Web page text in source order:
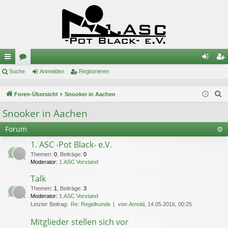
ch
llz
ug
riff
or
el rie
n
Suche Anmelden Registrieren
Foren-Übersicht Snooker in Aachen
e
Snooker in Aachen
Forum
1. ASC -Pot Black- e.V.
Themen: 0 Beiträge: 0
Moderator: 1.ASC Vorstand
Talk
Themen: 1 Beiträge: 3
Moderator: 1.ASC Vorstand
Letzter Beitrag: Re: Regelkunde von Arnold , 14.05.2016, 00:25
Mitglieder stellen sich vor